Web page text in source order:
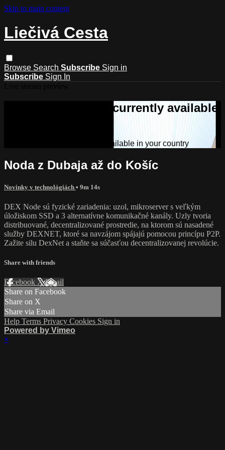
Skip to main content
Liečivá Cesta
Browse Search Subscribe Sign in
Subscribe Sign In
Sorry, video is not currently available
Sorry, video is not currently available in your country
Noda z Dubaja až do Košíc
Novinky v technológiách • 9m 14s
DEX Node sú fyzické zariadenia: uzol, mikroserver s veľkým
úložiskom SSD a 3 alternatívne komunikačné kanály. Uzly tvoria
distribuované, decentralizované prostredie, na ktorom sú nasadené
služby DEXNET, ktoré sa navzájom spájajú pomocou princípu P2P.
Zažite silu DexNet a staňte sa súčasťou decentralizovanej revolúcie.
Share with friends
Facebook XEmail
Share on Facebook
Share on X
Share via Email
Help Terms Privacy Cookies Sign in
Powered by Vimeo
×